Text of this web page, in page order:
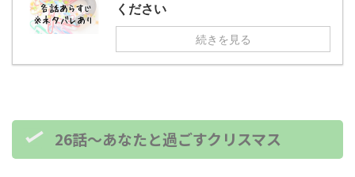
ください
続きを見る
26話～あなたと過ごすクリスマス